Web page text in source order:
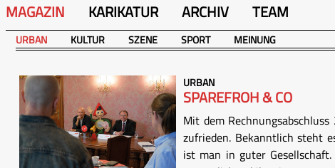
MAGAZIN KARIKATUR ARCHIV TEAM
URBAN KULTUR SZENE SPORT MEINUNG
URBAN
SPAREFROH & CO
Mit dem
zufrieden. Bekanntlich steht
ist man in guter